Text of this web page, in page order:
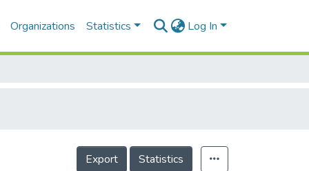
Organizations Statistics Log In
Export Statistics